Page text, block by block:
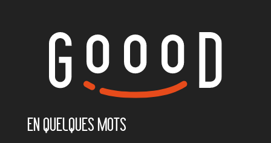
EN QUELQUES MOTS